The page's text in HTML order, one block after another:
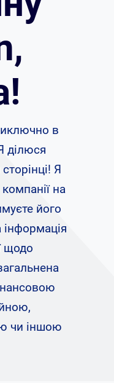
в
ділюся
Я
на
його
інформація
щодо
чи іншою